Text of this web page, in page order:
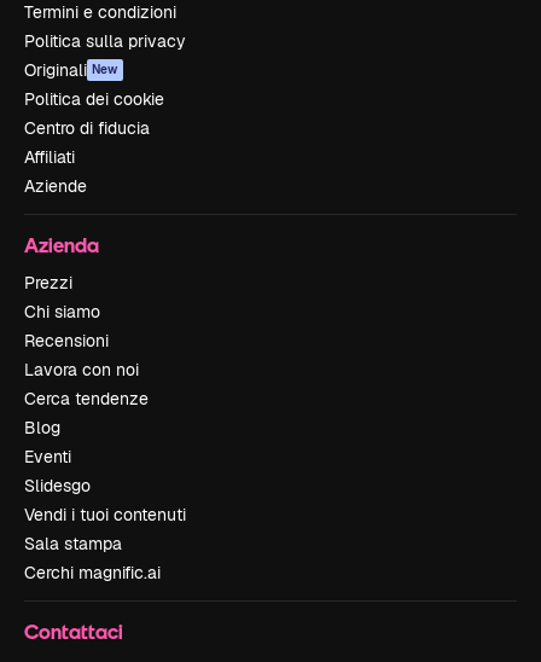
Termini e condizioni
Politica sulla privacy
Originali New
Politica dei cookie
Centro di fiducia
Affiliati
Aziende
Azienda
Prezzi
Chi siamo
Recensioni
Lavora con noi
Cerca tendenze
Blog
Eventi
Slidesgo
Vendi i tuoi contenuti
Sala stampa
Cerchi magnific.ai
Contattaci